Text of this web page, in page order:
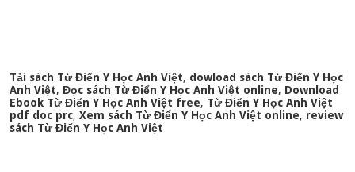
Tải sách Từ Điển Y Học Anh Việt, dowload sách Từ Điển Y Học
Anh Việt,Đọc sách Từ Điển Y Học Anh Việt online, Download
Ebook Từ Điển Y Học Anh Việt free, Từ Điển Y Học Anh Việt
pdf doc prc,Xem sách Từ Điển Y Học Anh Việt online, review
sách Từ Điển Y Học Anh Việt